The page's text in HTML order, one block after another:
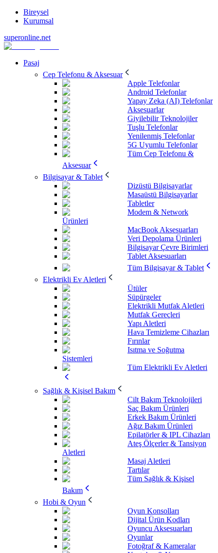
Bireysel
Kurumsal
superonline.net
Pasaj
Cep Telefonu & Aksesuar
Apple Telefonlar
Android Telefonlar
Yapay Zeka (AI) Telefonlar
Aksesuarlar
Giyilebilir Teknolojiler
Tuşlu Telefonlar
Yenilenmiş Telefonlar
5G Uyumlu Telefonlar
Tüm Cep Telefonu &
Aksesuar
Bilgisayar & Tablet
Dizüstü Bilgisayarlar
Masaüstü Bilgisayarlar
Tabletler
Modem & Network
Ürünleri
MacBook Aksesuarları
Veri Depolama Ürünleri
Bilgisayar Çevre Birimleri
Tablet Aksesuarları
Tüm Bilgisayar & Tablet
Elektrikli Ev Aletleri
Ütüler
Süpürgeler
Elektrikli Mutfak Aletleri
Mutfak Gereçleri
Yapı Aletleri
Hava Temizleme Cihazları
Fırınlar
Isıtma ve Soğutma
Sistemleri
Tüm Elektrikli Ev Aletleri
Sağlık & Kişisel Bakım
Cilt Bakım Teknolojileri
Saç Bakım Ürünleri
Erkek Bakım Ürünleri
Ağız Bakım Ürünleri
Epilatörler & IPL Cihazları
Ateş Ölçerler & Tansiyon
Aletleri
Masaj Aletleri
Tartılar
Tüm Sağlık & Kişisel
Bakım
Hobi & Oyun
Oyun Konsolları
Dijital Ürün Kodları
Oyuncu Aksesuarları
Oyunlar
Fotoğraf & Kameralar